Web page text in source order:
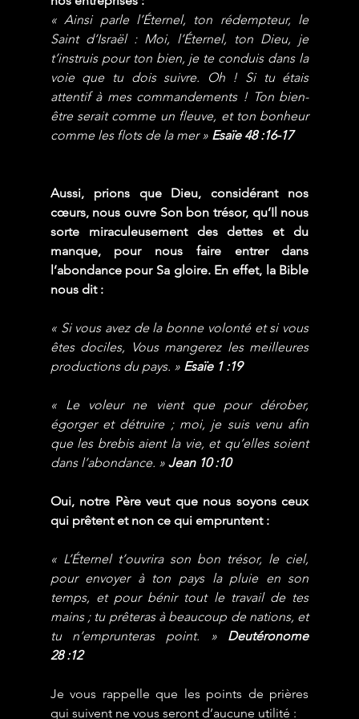
« Ainsi parle l’Éternel, ton rédempteur, le
Saint d’Israël : Moi, l’Éternel, ton Dieu, je
t’instruis pour ton bien, je te conduis dans la
voie que tu dois suivre. Oh ! Si tu étais
attentif à mes commandements ! Ton bien-
être serait comme un fleuve, et ton bonheur
comme les flots de la mer » Esaïe 48 :16-17
Aussi, prions que Dieu, considérant nos
cœurs, nous ouvre Son bon trésor, qu’Il nous
sorte miraculeusement des dettes et du
manque, pour nous faire entrer dans
l’abondance pour Sa gloire. En effet, la Bible
nous dit :
« Si vous avez de la bonne volonté et si vous
êtes dociles, Vous mangerez les meilleures
productions du pays. » Esaïe 1 :19
« Le voleur ne vient que pour dérober,
égorger et détruire ; moi, je suis venu afin
que les brebis aient la vie, et qu’elles soient
dans l’abondance. » Jean 10 :10
Oui, notre Père veut que nous soyons ceux
qui prêtent et non ce qui empruntent :
« L’Éternel t’ouvrira son bon trésor, le ciel,
pour envoyer à ton pays la pluie en son
temps, et pour bénir tout le travail de tes
mains ; tu prêteras à beaucoup de nations, et
tu n’emprunteras point. » Deutéronome
28 :12
Je vous rappelle que les points de prières
qui suivent ne vous seront d’aucune utilité :